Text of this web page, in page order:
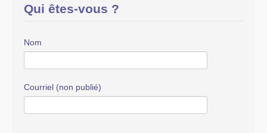
Qui êtes-vous ?
Nom
Courriel (non publié)